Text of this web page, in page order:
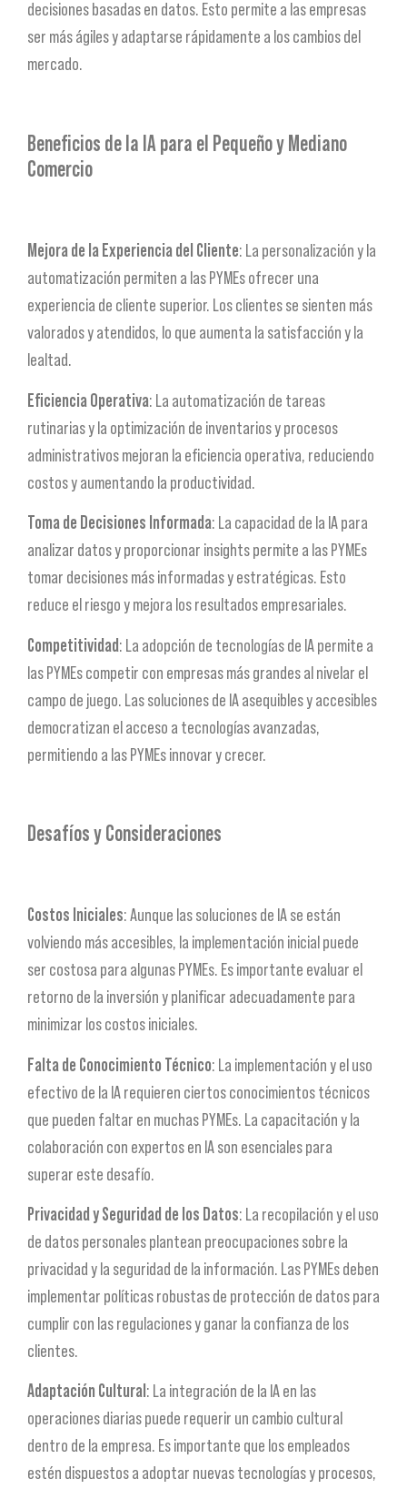
decisiones basadas en datos. Esto permite a las empresas
ser más ágiles y adaptarse rápidamente a los cambios del
mercado.
Beneficios de la IA para el Pequeño y Mediano
Comercio
Mejora de la Experiencia del Cliente: La personalización y la
automatización permiten a las PYMEs ofrecer una
experiencia de cliente superior. Los clientes se sienten más
valorados y atendidos, lo que aumenta la satisfacción y la
lealtad.
Eficiencia Operativa: La automatización de tareas
rutinarias y la optimización de inventarios y procesos
administrativos mejoran la eficiencia operativa, reduciendo
costos y aumentando la productividad.
Toma de Decisiones Informada: La capacidad de la IA para
analizar datos y proporcionar insights permite a las PYMEs
tomar decisiones más informadas y estratégicas. Esto
reduce el riesgo y mejora los resultados empresariales.
Competitividad: La adopción de tecnologías de IA permite a
las PYMEs competir con empresas más grandes al nivelar el
campo de juego. Las soluciones de IA asequibles y accesibles
democratizan el acceso a tecnologías avanzadas,
permitiendo a las PYMEs innovar y crecer.
Desafíos y Consideraciones
Costos Iniciales: Aunque las soluciones de IA se están
volviendo más accesibles, la implementación inicial puede
ser costosa para algunas PYMEs. Es importante evaluar el
retorno de la inversión y planificar adecuadamente para
minimizar los costos iniciales.
Falta de Conocimiento Técnico: La implementación y el uso
efectivo de la IA requieren ciertos conocimientos técnicos
que pueden faltar en muchas PYMEs. La capacitación y la
colaboración con expertos en IA son esenciales para
superar este desafío.
Privacidad y Seguridad de los Datos: La recopilación y el uso
de datos personales plantean preocupaciones sobre la
privacidad y la seguridad de la información. Las PYMEs deben
implementar políticas robustas de protección de datos para
cumplir con las regulaciones y ganar la confianza de los
clientes.
Adaptación Cultural : La integración de la IA en las
operaciones diarias puede requerir un cambio cultural
dentro de la empresa. Es importante que los empleados
estén dispuestos a adoptar nuevas tecnologías y procesos,